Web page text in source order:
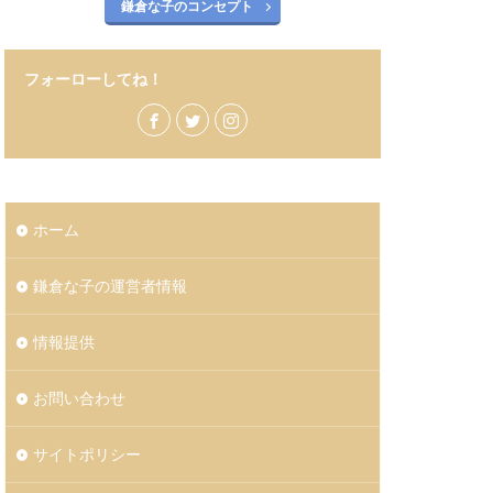
鎌倉な子のコンセプト
フォーローしてね！
ホーム
鎌倉な子の運営者情報
情報提供
お問い合わせ
サイトポリシー